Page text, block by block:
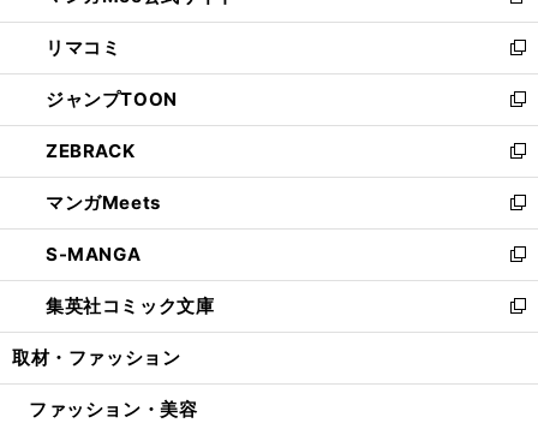
ウ
で
開
く
ン
ド
ウ
で
開
く
ウ
ィ
ン
ド
ウ
で
開
く
し
い
ウ
ィ
ン
ド
ウ
で
開
く
リマコミ
新
し
い
ウ
ィ
ン
ド
ウ
で
開
く
ジャンプTOON
新
し
い
ウ
ィ
ン
ド
ウ
で
開
ZEBRACK
新
し
い
ウ
ィ
ン
ド
ウ
開
マンガMeets
新
し
い
ウ
ィ
ン
ウ
S-MANGA
新
し
い
ウ
ン
集英社コミック文庫
新
し
ウ
取材・ファッション
ファッション・美容